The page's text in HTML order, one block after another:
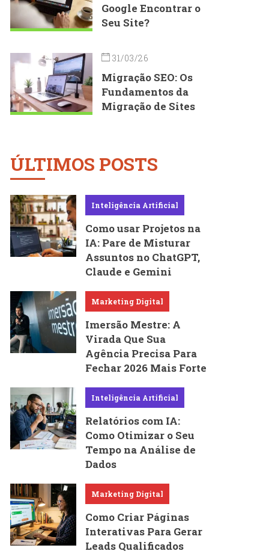
Google Encontrar o
Seu Site?
31/03/26
Migração SEO: Os
Fundamentos da
Migração de Sites
ÚLTIMOS POSTS
Inteligência Artificial
Como usar Projetos na
IA: Pare de Misturar
Assuntos no ChatGPT,
Claude e Gemini
Marketing Digital
Imersão Mestre: A
Virada Que Sua
Agência Precisa Para
Fechar 2026 Mais Forte
Inteligência Artificial
Relatórios com IA:
Como Otimizar o Seu
Tempo na Análise de
Dados
Marketing Digital
Como Criar Páginas
Interativas Para Gerar
Leads Qualificados